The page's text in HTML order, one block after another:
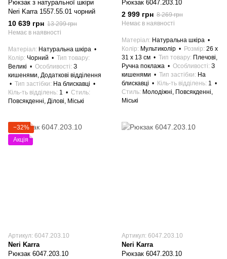
Рюкзак з натуральної шкіри
Neri Karra 1557.55.01 чорний
10 639 грн 13 299 грн
Немає в наявності
Матеріал
Натуральна шкіра
Колір Чорний
Тип товару
Великі
Особливості З
кишенями, Додаткові відділення
Тип застібки
На блискавці
Кіль-ть відділень 1
Стиль
Повсякденні, Ділові, Міські
Рюкзак 6047.203.10
2 999 грн 8 269 грн
Немає в наявності
Матеріал
Натуральна шкіра
Колір
Мультиколір Розмір 26 x
31 x 13 см
Тип товару Плечові,
Ручна поклажа
Особливості З
кишенями
Тип застібки
На
блискавці
Кіль-ть відділень 1
Стиль Молодіжні, Повсякденні,
Міські
−32%
Акція
Артикул: 6047.203.10
Neri Karra
Рюкзак 6047.203.10
Артикул: 6047.203.10
Neri Karra
Рюкзак 6047.203.10